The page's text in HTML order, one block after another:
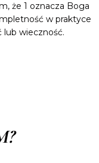
że 1 oznacza Boga
w praktyce
lub wieczność.